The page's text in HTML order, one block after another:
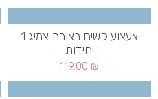
צעצוע קשיח בצורת צמיג 1
יחידות
119.00 ₪